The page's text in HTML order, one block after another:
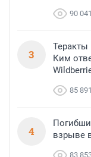
90 041
3
Теракты
Ким
85 891
4
взрыве
83